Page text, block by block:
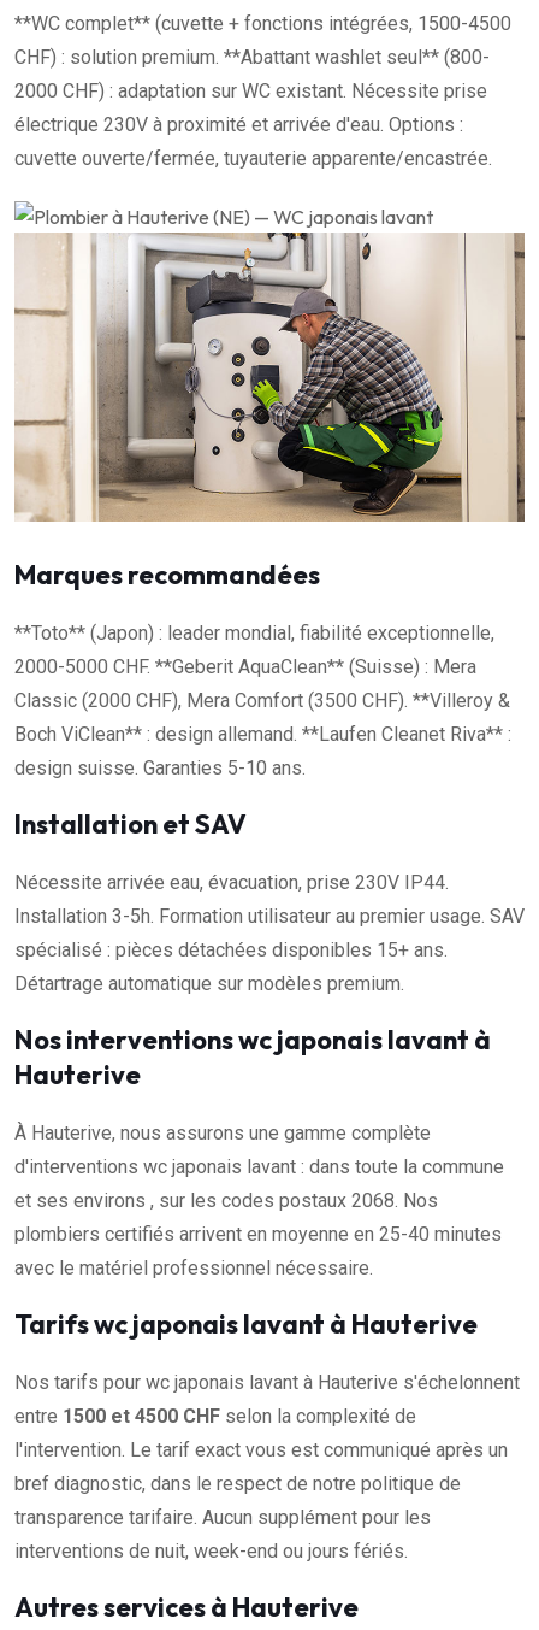
**WC complet** (cuvette + fonctions intégrées, 1500-4500
CHF) : solution premium. **Abattant washlet seul** (800-
2000 CHF) : adaptation sur WC existant. Nécessite prise
électrique 230V à proximité et arrivée d'eau. Options :
cuvette ouverte/fermée, tuyauterie apparente/encastrée.
Marques recommandées
**Toto** (Japon) : leader mondial, fiabilité exceptionnelle,
2000-5000 CHF. **Geberit AquaClean** (Suisse) : Mera
Classic (2000 CHF), Mera Comfort (3500 CHF). **Villeroy &
Boch ViClean** : design allemand. **Laufen Cleanet Riva** :
design suisse. Garanties 5-10 ans.
Installation et SAV
Nécessite arrivée eau, évacuation, prise 230V IP44.
Installation 3-5h. Formation utilisateur au premier usage. SAV
spécialisé : pièces détachées disponibles 15+ ans.
Détartrage automatique sur modèles premium.
Nos interventions wc japonais lavant à
Hauterive
À Hauterive, nous assurons une gamme complète
d'interventions wc japonais lavant : dans toute la commune
et ses environs , sur les codes postaux 2068. Nos
plombiers certifiés arrivent en moyenne en 25-40 minutes
avec le matériel professionnel nécessaire.
Tarifs wc japonais lavant à Hauterive
Nos tarifs pour wc japonais lavant à Hauterive s'échelonnent
entre 1500 et 4500 CHF selon la complexité de
l'intervention. Le tarif exact vous est communiqué après un
bref diagnostic, dans le respect de notre politique de
transparence tarifaire. Aucun supplément pour les
interventions de nuit, week-end ou jours fériés.
Autres services à Hauterive